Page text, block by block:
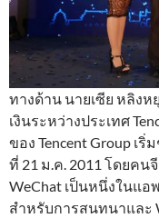
ทางด้าน นายเซีย หลิงห
เงินระหว่างประเทศ
ของ Tencent Group เ
ที่ 21 ม.ค. 2011 โดยค
WeChat เป็นหนึ่งในแ
สำหรับการสนทนาและ